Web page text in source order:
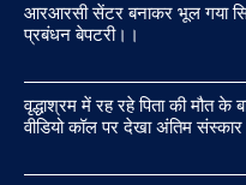
आरआरसी सेंटर बनाकर भूल गया
प्रबंधन बेपटरी।।
वृद्धाश्रम में रह रहे पिता की मौत
वीडियो कॉल पर देखा अंतिम